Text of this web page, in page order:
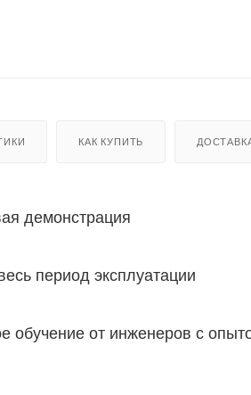
КАК КУПИТЬ
демонстрация
период эксплуатации
обучение от инженеров с